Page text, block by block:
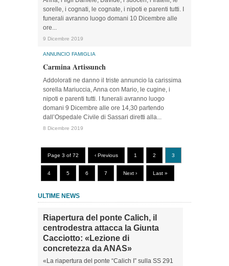
sorelle, i cognati, le cognate, i nipoti e parenti tutti. I
funerali avranno luogo domani 10 Dicembre alle
ore...
9 Dicembre 2019
ANNUNCIO FAMIGLIA
Carmina Artissunch
Addolorati ne danno il triste annuncio la carissima
sorella Mariuccia, Anna con Mario, le cugine, i
nipoti e parenti tutti. I funerali avranno luogo
domani 9 Dicembre alle ore 14,30 partendo
dall’Ospedale Civile di Sassari diretti alla...
8 Dicembre 2019
Page 3 of 72 ‹ Previous 1 2 3
4 5 6 7 Next › Last »
ULTIME NEWS
Riapertura del ponte Calich, il
centrodestra attacca la Giunta
Cacciotto: «Lezione di
concretezza da ANAS»
«La riapertura del ponte “Calich I” sulla SS 291